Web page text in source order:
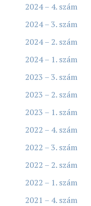
2024 – 4. szám
2024 – 3. szám
2024 – 2. szám
2024 – 1. szám
2023 – 3. szám
2023 – 2. szám
2023 – 1. szám
2022 – 4. szám
2022 – 3. szám
2022 – 2. szám
2022 – 1. szám
2021 – 4. szám